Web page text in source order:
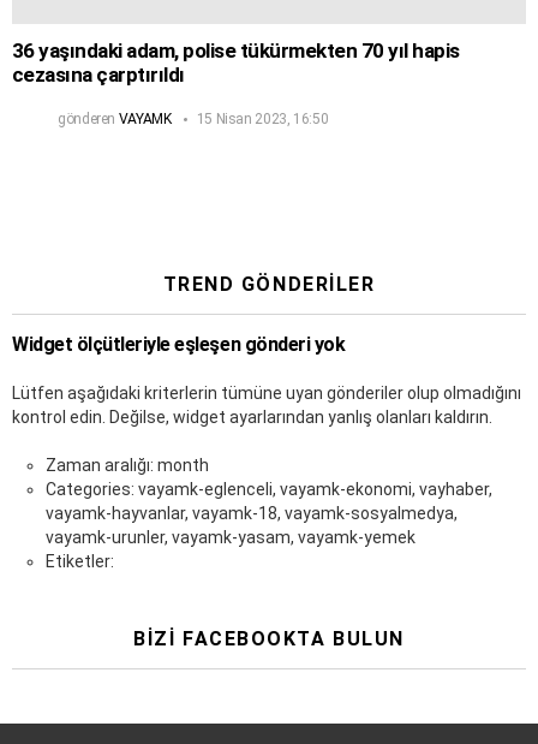
36 yaşındaki adam, polise tükürmekten 70 yıl hapis
cezasına çarptırıldı
gönderen VAYAMK 15 Nisan 2023, 16:50
TREND GÖNDERILER
Widget ölçütleriyle eşleşen gönderi yok
Lütfen aşağıdaki kriterlerin tümüne uyan gönderiler olup olmadığını
kontrol edin. Değilse, widget ayarlarından yanlış olanları kaldırın.
Zaman aralığı: month
Categories: vayamk-eglenceli, vayamk-ekonomi, vayhaber,
vayamk-hayvanlar, vayamk-18, vayamk-sosyalmedya,
vayamk-urunler, vayamk-yasam, vayamk-yemek
Etiketler:
BIZI FACEBOOKTA BULUN